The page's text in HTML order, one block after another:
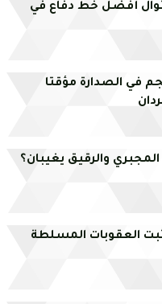
أفضل خط دفاع في
في الصدارة مؤقتا
والرقيق يغيبان؟
يثبت العقوبات المسلطة